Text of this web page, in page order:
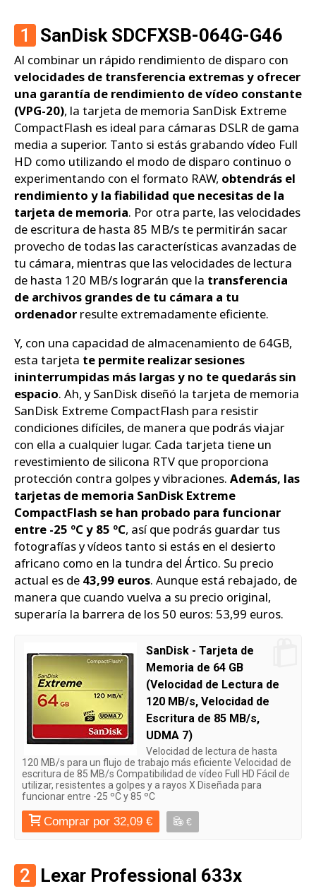
1 SanDisk SDCFXSB-064G-G46
Al combinar un rápido rendimiento de disparo con
velocidades de transferencia extremas y ofrecer
una garantía de rendimiento de vídeo constante
(VPG-20), la tarjeta de memoria SanDisk Extreme
CompactFlash es ideal para cámaras DSLR de gama
media a superior. Tanto si estás grabando vídeo Full
HD como utilizando el modo de disparo continuo o
experimentando con el formato RAW, obtendrás el
rendimiento y la fiabilidad que necesitas de la
tarjeta de memoria. Por otra parte, las velocidades
de escritura de hasta 85 MB/s te permitirán sacar
provecho de todas las características avanzadas de
tu cámara, mientras que las velocidades de lectura
de hasta 120 MB/s lograrán que la transferencia
de archivos grandes de tu cámara a tu
ordenador resulte extremadamente eficiente.
Y, con una capacidad de almacenamiento de 64GB,
esta tarjeta te permite realizar sesiones
ininterrumpidas más largas y no te quedarás sin
espacio. Ah, y SanDisk diseñó la tarjeta de memoria
SanDisk Extreme CompactFlash para resistir
condiciones difíciles, de manera que podrás viajar
con ella a cualquier lugar. Cada tarjeta tiene un
revestimiento de silicona RTV que proporciona
protección contra golpes y vibraciones. Además, las
tarjetas de memoria SanDisk Extreme
CompactFlash se han probado para funcionar
entre -25 ºC y 85 ºC, así que podrás guardar tus
fotografías y vídeos tanto si estás en el desierto
africano como en la tundra del Ártico. Su precio
actual es de 43,99 euros. Aunque está rebajado, de
manera que cuando vuelva a su precio original,
superaría la barrera de los 50 euros: 53,99 euros.
SanDisk - Tarjeta de
Memoria de 64 GB
(Velocidad de Lectura de
120 MB/s, Velocidad de
Escritura de 85 MB/s,
UDMA 7)
Velocidad de lectura de hasta
120 MB/s para un flujo de trabajo más eficiente Velocidad de
escritura de 85 MB/s Compatibilidad de vídeo Full HD Fácil de
utilizar, resistentes a golpes y a rayos X Diseñada para
funcionar entre -25 ºC y 85 ºC
Comprar por 32,09 € €
2 Lexar Professional 633x